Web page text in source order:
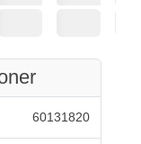
60131820